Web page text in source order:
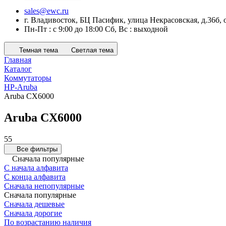
sales@ewc.ru
г. Владивосток, БЦ Пасифик, улица Некрасовская, д.36б,
Пн-Пт : с 9:00 до 18:00 Сб, Вс : выходной
Темная тема Светлая тема
Главная
Каталог
Коммутаторы
HP-Aruba
Aruba CX6000
Aruba CX6000
55
Все фильтры
Сначала популярные
С начала алфавита
С конца алфавита
Сначала непопулярные
Сначала популярные
Сначала дешевые
Сначала дорогие
По возрастанию наличия